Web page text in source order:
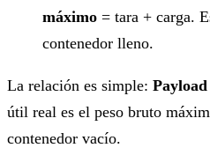
máximo = tara + carga.
contenedor lleno.
La relación es simple:
útil real es el peso bruto
contenedor vacío.